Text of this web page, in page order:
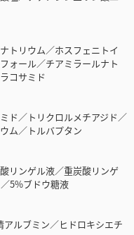
トリウム／ホスフェニトイ
ォール／チアミラールナト
コサミド
ド／トリクロルメチアジド／
ム／トルバプタン
リンゲル液／重炭酸リンゲ
5%ブドウ糖液
ルブミン／ヒドロキシエチ